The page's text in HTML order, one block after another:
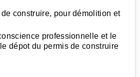
construire, pour démolition et
professionnelle et le
dépot du permis de construire